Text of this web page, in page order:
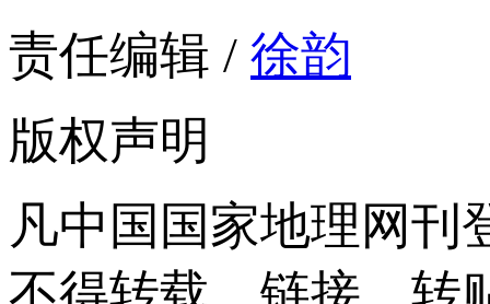
责任编辑 / 徐韵
版权声明
凡中国国家地理网刊